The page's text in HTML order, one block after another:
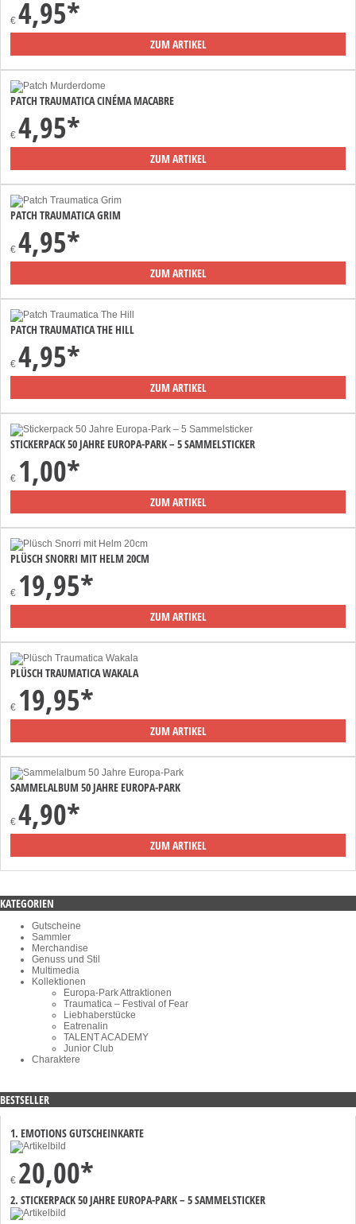
€ 4,95*
ZUM ARTIKEL
PATCH TRAUMATICA CINÉMA MACABRE
€ 4,95*
ZUM ARTIKEL
PATCH TRAUMATICA GRIM
€ 4,95*
ZUM ARTIKEL
PATCH TRAUMATICA THE HILL
€ 4,95*
ZUM ARTIKEL
STICKERPACK 50 JAHRE EUROPA-PARK – 5 SAMMELSTICKER
€ 1,00*
ZUM ARTIKEL
PLÜSCH SNORRI MIT HELM 20CM
€ 19,95*
ZUM ARTIKEL
PLÜSCH TRAUMATICA WAKALA
€ 19,95*
ZUM ARTIKEL
SAMMELALBUM 50 JAHRE EUROPA-PARK
€ 4,90*
ZUM ARTIKEL
KATEGORIEN
Gutscheine
Sammler
Merchandise
Genuss und Stil
Multimedia
Kollektionen
Europa-Park Attraktionen
Traumatica – Festival of Fear
Liebhaberstücke
Eatrenalin
TALENT ACADEMY
Junior Club
Charaktere
BESTSELLER
1. EMOTIONS GUTSCHEINKARTE
€ 20,00*
2. STICKERPACK 50 JAHRE EUROPA-PARK – 5 SAMMELSTICKER